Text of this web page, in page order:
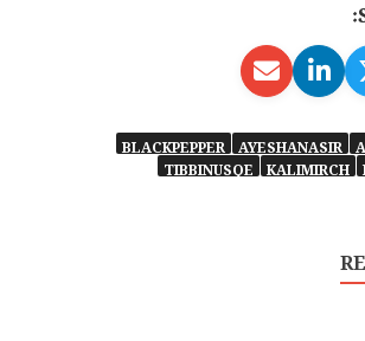
AYESHANASIR
BLACKPEPPER
KALIMIRCH
TIBBINUSQE